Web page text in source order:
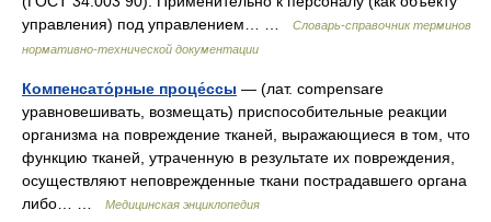
управления) под управлением… …
Словарь-справочник терминов
нормативно-технической документации
Компенсато́рные проце́ссы — (лат. compensare
уравновешивать, возмещать) приспособительные реакции
организма на повреждение тканей, выражающиеся в том, что
функцию тканей, утраченную в результате их повреждения,
осуществляют неповрежденные ткани пострадавшего органа
либо… …
Медицинская энциклопедия